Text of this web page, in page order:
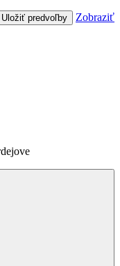
Uložiť predvoľby
Zobraziť